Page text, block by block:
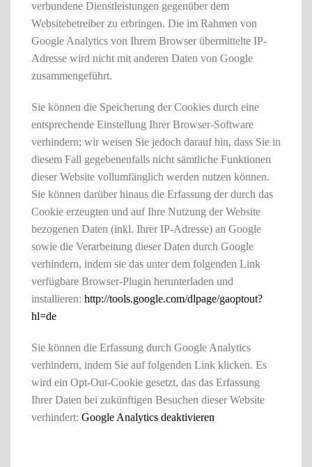
verbundene Dienstleistungen gegenüber dem
Websitebetreiber zu erbringen. Die im Rahmen von
Google Analytics von Ihrem Browser übermittelte IP-
Adresse wird nicht mit anderen Daten von Google
zusammengeführt.
Sie können die Speicherung der Cookies durch eine
entsprechende Einstellung Ihrer Browser-Software
verhindern; wir weisen Sie jedoch darauf hin, dass Sie in
diesem Fall gegebenenfalls nicht sämtliche Funktionen
dieser Website vollumfänglich werden nutzen können.
Sie können darüber hinaus die Erfassung der durch das
Cookie erzeugten und auf Ihre Nutzung der Website
bezogenen Daten (inkl. Ihrer IP-Adresse) an Google
sowie die Verarbeitung dieser Daten durch Google
verhindern, indem sie das unter dem folgenden Link
verfügbare Browser-Plugin herunterladen und
installieren: http://tools.google.com/dlpage/gaoptout?
hl=de
Sie können die Erfassung durch Google Analytics
verhindern, indem Sie auf folgenden Link klicken. Es
wird ein Opt-Out-Cookie gesetzt, das das Erfassung
Ihrer Daten bei zukünftigen Besuchen dieser Website
verhindert: Google Analytics deaktivieren